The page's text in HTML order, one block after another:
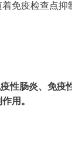
免疫检查点抑
性肠炎、免疫
用。